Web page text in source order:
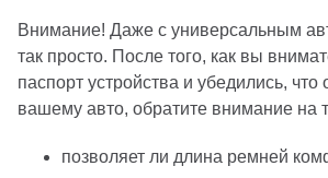
Внимание! Даже с универсальным
так просто. После того, как вы
паспорт устройства и убедились, что
вашему авто, обратите внимание на
позволяет ли длина ремней